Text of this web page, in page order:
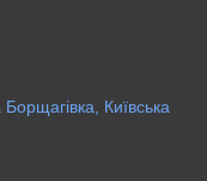
Київська